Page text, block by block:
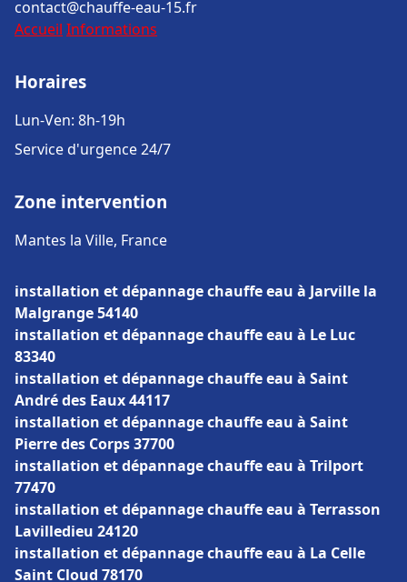
contact@chauffe-eau-15.fr
Accueil Informations
Horaires
Lun-Ven: 8h-19h
Service d'urgence 24/7
Zone intervention
Mantes la Ville, France
installation et dépannage chauffe eau à Jarville la
Malgrange 54140
installation et dépannage chauffe eau à Le Luc
83340
installation et dépannage chauffe eau à Saint
André des Eaux 44117
installation et dépannage chauffe eau à Saint
Pierre des Corps 37700
installation et dépannage chauffe eau à Trilport
77470
installation et dépannage chauffe eau à Terrasson
Lavilledieu 24120
installation et dépannage chauffe eau à La Celle
Saint Cloud 78170